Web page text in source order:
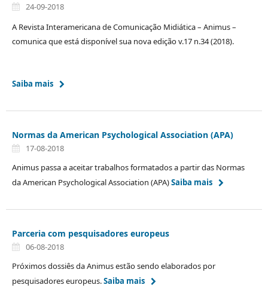
24-09-2018
A Revista Interamericana de Comunicação Midiática – Animus –
comunica que está disponível sua nova edição v.17 n.34 (2018).
Saiba mais
Normas da American Psychological Association (APA)
17-08-2018
Animus passa a aceitar trabalhos formatados a partir das Normas
da American Psychological Association (APA)Saiba mais
Parceria com pesquisadores europeus
06-08-2018
Próximos dossiês da Animus estão sendo elaborados por
pesquisadores europeus.Saiba mais